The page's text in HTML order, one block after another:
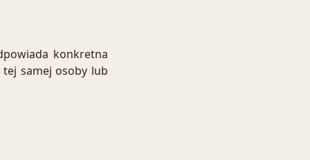
konkretna
samej osoby lub